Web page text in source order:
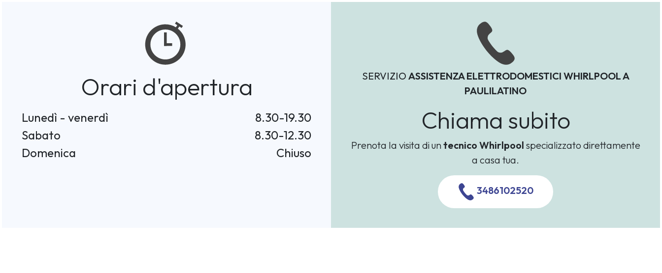
Orari d'apertura
Lunedì - venerdì
8.30-19.30
Sabato
8.30-12.30
Domenica
Chiuso
SERVIZIO ASSISTENZA ELETTRODOMESTICI WHIRLPOOL A
PAULILATINO
Chiama subito
Prenota la visita di untecnico Whirlpool specializzato direttamente
a casa tua.
3486102520